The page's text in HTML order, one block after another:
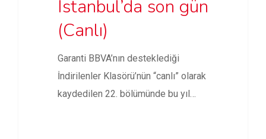
Istanbul’da son gün
(Canlı)
Garanti BBVA’nın desteklediği
İndirilenler Klasörü’nün “canlı” olarak
kaydedilen 22. bölümünde bu yıl